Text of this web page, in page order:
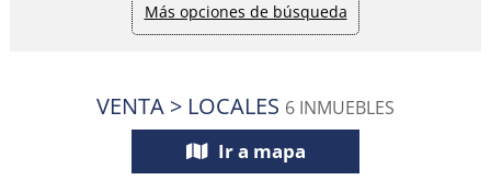
Más opciones de búsqueda
VENTA > LOCALES 6 INMUEBLES
Ir a mapa